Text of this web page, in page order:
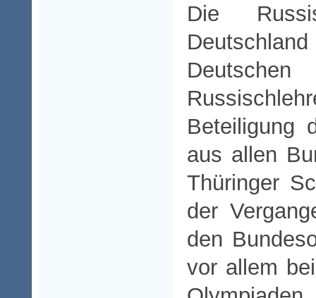
Die
Deutschen
Beteiligung
aus allen
Thüringer
der
den
vor allem